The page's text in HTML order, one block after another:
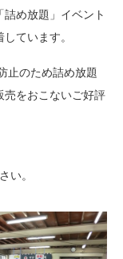
め放題」イベント
ています。
止のため詰め放題
売をおこないご好評
い。